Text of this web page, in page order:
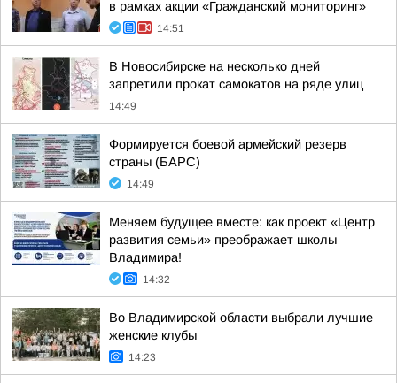
в рамках акции «Гражданский мониторинг»
14:51
В Новосибирске на несколько дней
запретили прокат самокатов на ряде улиц
14:49
Формируется боевой армейский резерв
страны (БАРС)
14:49
Меняем будущее вместе: как проект «Центр
развития семьи» преображает школы
Владимира!
14:32
Во Владимирской области выбрали лучшие
женские клубы
14:23